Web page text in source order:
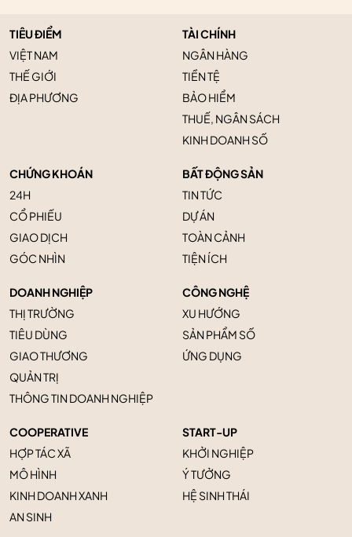
TIÊU ĐIỂM
VIỆT NAM
THẾ GIỚI
ĐỊA PHƯƠNG
TÀI CHÍNH
NGÂN HÀNG
TIỀN TỆ
BẢO HIỂM
THUẾ, NGÂN SÁCH
KINH DOANH SỐ
CHỨNG KHOÁN
24H
CỔ PHIẾU
GIAO DỊCH
GÓC NHÌN
BẤT ĐỘNG SẢN
TIN TỨC
DỰ ÁN
TOÀN CẢNH
TIỆN ÍCH
DOANH NGHIỆP
THỊ TRƯỜNG
TIÊU DÙNG
GIAO THƯƠNG
QUẢN TRỊ
THÔNG TIN DOANH NGHIỆP
CÔNG NGHỆ
XU HƯỚNG
SẢN PHẨM SỐ
ỨNG DỤNG
COOPERATIVE
HỢP TÁC XÃ
MÔ HÌNH
KINH DOANH XANH
AN SINH
START-UP
KHỞI NGHIỆP
Ý TƯỞNG
HỆ SINH THÁI